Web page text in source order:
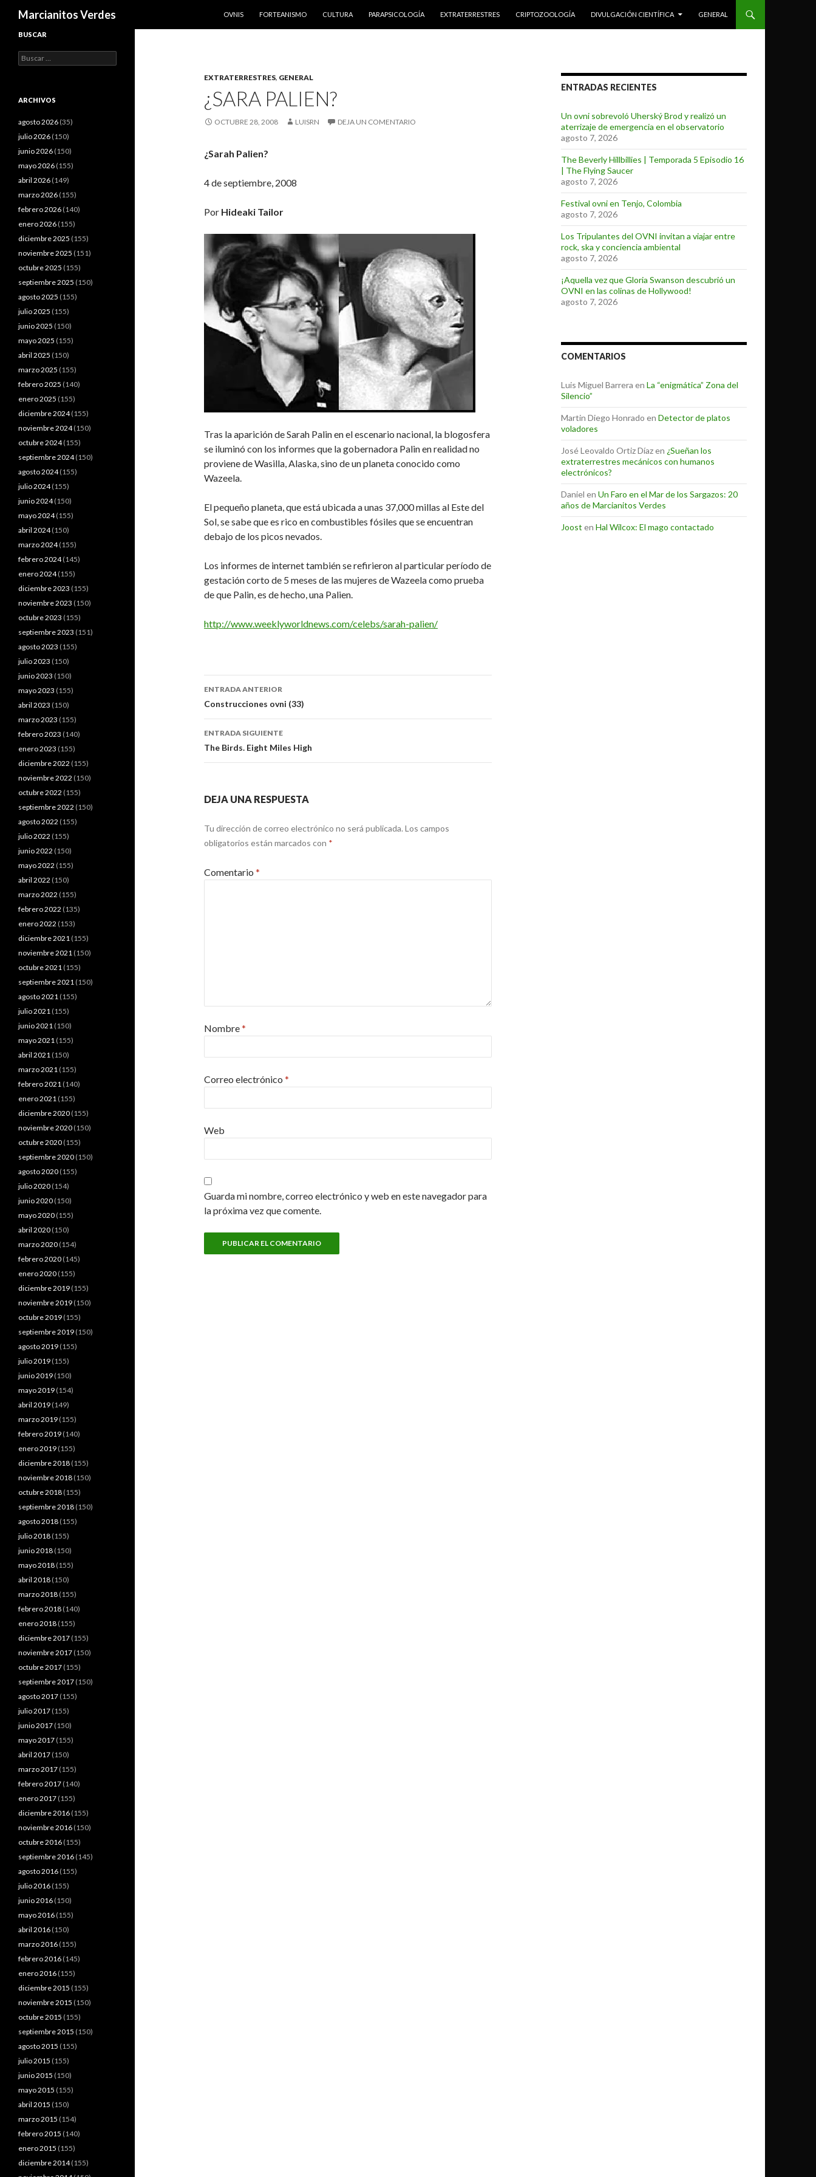
Marcianitos Verdes
OVNIS
FORTEANISMO CULTURA PARAPSICOLOGÍA EXTRATERRESTRES CRIPTOZOOLOGÍA DIVULGACIÓN CIENTÍFICA GENERAL
EXTRATERRESTRES, GENERAL
¿SARA PALIEN?
OCTUBRE 28, 2008 LUISRN DEJA UN COMENTARIO
¿Sarah Palien?
4 de septiembre, 2008
Por Hideaki Tailor
Tras la aparición de Sarah Palin en el escenario nacional, la blogosfera
se iluminó con los informes que la gobernadora Palin en realidad no
proviene de Wasilla, Alaska, sino de un planeta conocido como
Wazeela.
El pequeño planeta, que está ubicada a unas 37,000 millas al Este del
Sol, se sabe que es rico en combustibles fósiles que se encuentran
debajo de los picos nevados.
Los informes de internet también se refirieron al particular período de
gestación corto de 5 meses de las mujeres de Wazeela como prueba
de que Palin, es de hecho, una Palien.
http://www.weeklyworldnews.com/celebs/sarah-palien/
Navegación
de
entradas
ENTRADA ANTERIOR
Construcciones ovni (33)
ENTRADA SIGUIENTE
The Birds. Eight Miles High
DEJA UNA RESPUESTA
Tu dirección de correo electrónico no será publicada. Los campos
obligatorios están marcados con *
Comentario *
Nombre*
Correo electrónico *
Web
Guarda mi nombre, correo electrónico y web en este navegador para
la próxima vez que comente.
ENTRADAS RECIENTES
Un ovni sobrevoló Uherský Brod y realizó un
aterrizaje de emergencia en el observatorio
agosto 7, 2026
The Beverly Hillbillies | Temporada 5 Episodio 16
| The Flying Saucer
agosto 7, 2026
Festival ovni en Tenjo, Colombia
agosto 7, 2026
Los Tripulantes del OVNI invitan a viajar entre
rock, ska y conciencia ambiental
agosto 7, 2026
¡Aquella vez que Gloria Swanson descubrió un
OVNI en las colinas de Hollywood!
agosto 7, 2026
COMENTARIOS
Luis Miguel Barrera en La “enigmática” Zona del
Silencio”
Martin Diego Honrado en Detector de platos
voladores
José Leovaldo Ortiz Díazen ¿Sueñan los
extraterrestres mecánicos con humanos
electrónicos?
Daniel en Un Faro en el Mar de los Sargazos: 20
años de Marcianitos Verdes
Joost en Hal Wilcox: El mago contactado
BUSCAR
Buscar:
ARCHIVOS
agosto 2026 (35)
julio 2026 (150)
junio 2026 (150)
mayo 2026 (155)
abril 2026 (149)
marzo 2026 (155)
febrero 2026 (140)
enero 2026 (155)
diciembre 2025 (155)
noviembre 2025 (151)
octubre 2025 (155)
septiembre 2025 (150)
agosto 2025 (155)
julio 2025 (155)
junio 2025 (150)
mayo 2025 (155)
abril 2025 (150)
marzo 2025 (155)
febrero 2025 (140)
enero 2025 (155)
diciembre 2024(155)
noviembre 2024(150)
octubre 2024(155)
septiembre 2024(150)
agosto 2024(155)
julio 2024(155)
junio 2024(150)
mayo 2024(155)
abril 2024(150)
marzo 2024(155)
febrero 2024(145)
enero 2024(155)
diciembre 2023 (155)
noviembre 2023 (150)
octubre 2023 (155)
septiembre 2023 (151)
agosto 2023 (155)
julio 2023 (150)
junio 2023 (150)
mayo 2023 (155)
abril 2023 (150)
marzo 2023 (155)
febrero 2023 (140)
enero 2023 (155)
diciembre 2022 (155)
noviembre 2022 (150)
octubre 2022 (155)
septiembre 2022 (150)
agosto 2022 (155)
julio 2022 (155)
junio 2022 (150)
mayo 2022 (155)
abril 2022 (150)
marzo 2022 (155)
febrero 2022 (135)
enero 2022 (153)
diciembre 2021 (155)
noviembre 2021 (150)
octubre 2021 (155)
septiembre 2021 (150)
agosto 2021 (155)
julio 2021 (155)
junio 2021 (150)
mayo 2021 (155)
abril 2021 (150)
marzo 2021 (155)
febrero 2021 (140)
enero 2021 (155)
diciembre 2020 (155)
noviembre 2020 (150)
octubre 2020 (155)
septiembre 2020 (150)
agosto 2020 (155)
julio 2020 (154)
junio 2020 (150)
mayo 2020 (155)
abril 2020 (150)
marzo 2020 (154)
febrero 2020 (145)
enero 2020 (155)
diciembre 2019 (155)
noviembre 2019 (150)
octubre 2019 (155)
septiembre 2019 (150)
agosto 2019 (155)
julio 2019 (155)
junio 2019 (150)
mayo 2019 (154)
abril 2019 (149)
marzo 2019 (155)
febrero 2019 (140)
enero 2019 (155)
diciembre 2018 (155)
noviembre 2018 (150)
octubre 2018 (155)
septiembre 2018 (150)
agosto 2018 (155)
julio 2018 (155)
junio 2018 (150)
mayo 2018 (155)
abril 2018 (150)
marzo 2018 (155)
febrero 2018 (140)
enero 2018 (155)
diciembre 2017 (155)
noviembre 2017 (150)
octubre 2017 (155)
septiembre 2017 (150)
agosto 2017 (155)
julio 2017 (155)
junio 2017 (150)
mayo 2017 (155)
abril 2017 (150)
marzo 2017 (155)
febrero 2017 (140)
enero 2017 (155)
diciembre 2016 (155)
noviembre 2016 (150)
octubre 2016 (155)
septiembre 2016 (145)
agosto 2016 (155)
julio 2016 (155)
junio 2016 (150)
mayo 2016 (155)
abril 2016 (150)
marzo 2016 (155)
febrero 2016 (145)
enero 2016 (155)
diciembre 2015 (155)
noviembre 2015 (150)
octubre 2015 (155)
septiembre 2015 (150)
agosto 2015 (155)
julio 2015 (155)
junio 2015 (150)
mayo 2015 (155)
abril 2015 (150)
marzo 2015 (154)
febrero 2015 (140)
enero 2015 (155)
diciembre 2014(155)